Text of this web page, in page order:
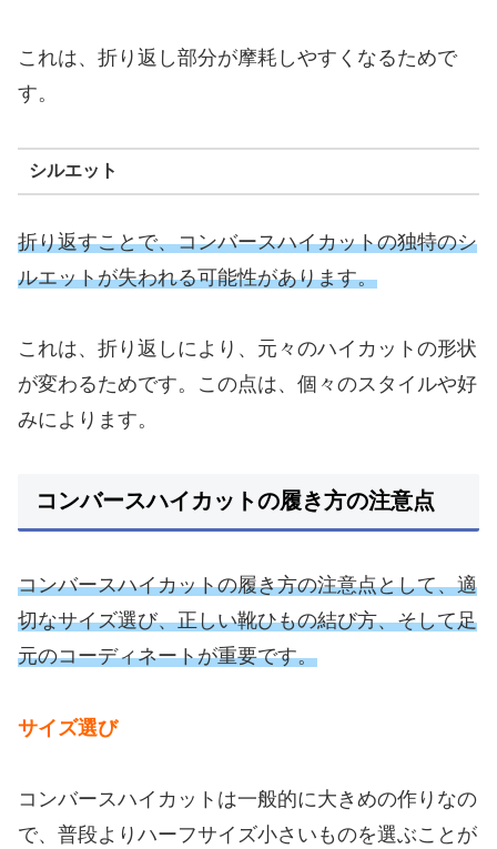
これは、折り返し部分が摩耗しやすくなるためで
す。
シルエット
折り返すことで、コンバースハイカットの独特のシ
ルエットが失われる可能性があります。
これは、折り返しにより、元々のハイカットの形状
が変わるためです。この点は、個々のスタイルや好
みによります。
コンバースハイカットの履き方の注意点
コンバースハイカットの履き方の注意点として、適
切なサイズ選び、正しい靴ひもの結び方、そして足
元のコーディネートが重要です。
サイズ選び
コンバースハイカットは一般的に大きめの作りなの
で、普段よりハーフサイズ小さいものを選ぶことが